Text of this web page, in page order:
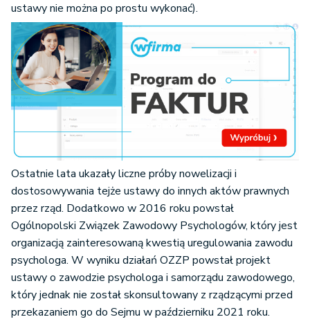
ustawy nie można po prostu wykonać).
Ostatnie lata ukazały liczne próby nowelizacji i
dostosowywania tejże ustawy do innych aktów prawnych
przez rząd. Dodatkowo w 2016 roku powstał
Ogólnopolski Związek Zawodowy Psychologów, który jest
organizacją zainteresowaną kwestią uregulowania zawodu
psychologa. W wyniku działań OZZP powstał projekt
ustawy o zawodzie psychologa i samorządu zawodowego,
który jednak nie został skonsultowany z rządzącymi przed
przekazaniem go do Sejmu w październiku 2021 roku.